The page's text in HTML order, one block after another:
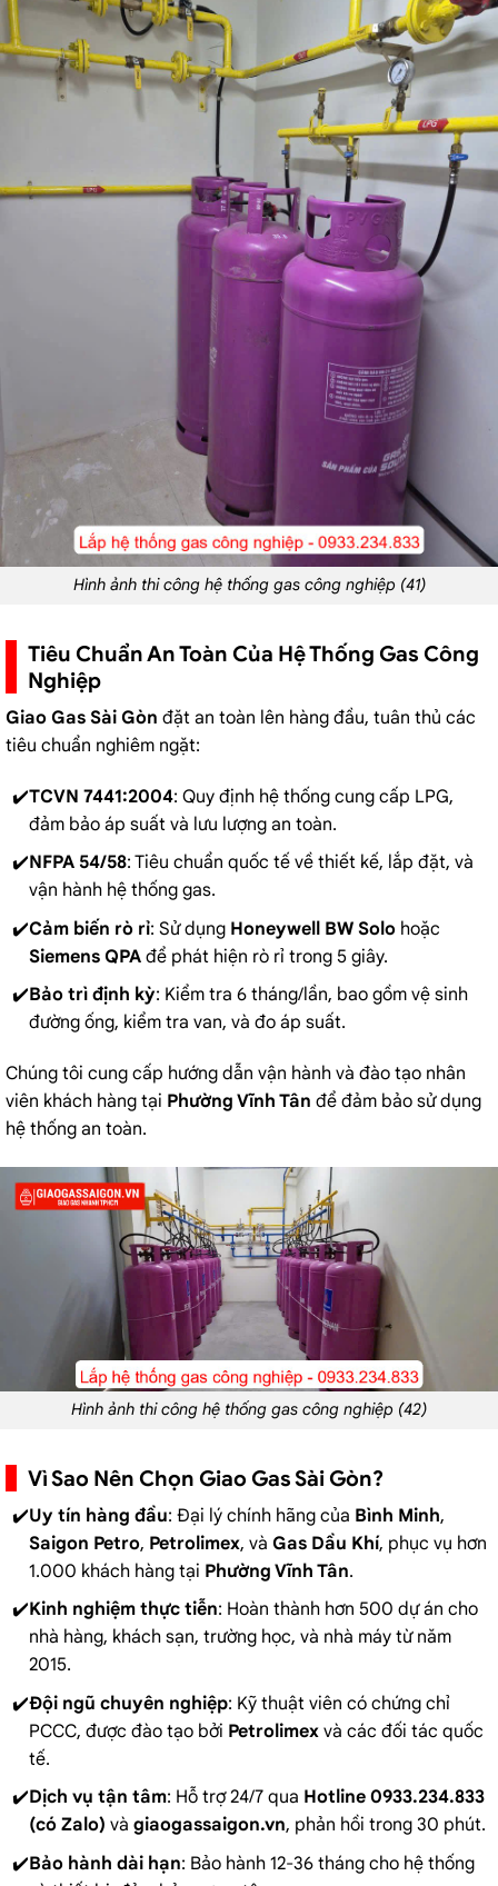
Hình ảnh thi công hệ thống gas công nghiệp (41)
Tiêu Chuẩn An Toàn Của Hệ Thống Gas Công
Nghiệp
Giao Gas Sài Gòn đặt an toàn lên hàng đầu, tuân thủ các
tiêu chuẩn nghiêm ngặt:
TCVN 7441:2004: Quy định hệ thống cung cấp LPG,
đảm bảo áp suất và lưu lượng an toàn.
NFPA 54/58: Tiêu chuẩn quốc tế về thiết kế, lắp đặt, và
vận hành hệ thống gas.
Cảm biến rò rỉ: Sử dụng Honeywell BW Solohoặc
Siemens QPAđể phát hiện rò rỉ trong 5 giây.
Bảo trì định kỳ: Kiểm tra 6 tháng/lần, bao gồm vệ sinh
đường ống, kiểm tra van, và đo áp suất.
Chúng tôi cung cấp hướng dẫn vận hành và đào tạo nhân
viên khách hàng tại Phường Vĩnh Tân để đảm bảo sử dụng
hệ thống an toàn.
Hình ảnh thi công hệ thống gas công nghiệp (42)
Vì Sao Nên Chọn Giao Gas Sài Gòn?
Uy tín hàng đầu: Đại lý chính hãng của Bình Minh,
Saigon Petro, Petrolimex, và Gas Dầu Khí, phục vụ hơn
1.000 khách hàng tại Phường Vĩnh Tân.
Kinh nghiệm thực tiễn: Hoàn thành hơn 500 dự án cho
nhà hàng, khách sạn, trường học, và nhà máy từ năm
2015.
Đội ngũ chuyên nghiệp: Kỹ thuật viên có chứng chỉ
PCCC, được đào tạo bởi Petrolimexvà các đối tác quốc
tế.
Dịch vụ tận tâm: Hỗ trợ 24/7 qua Hotline 0933.234.833
(có Zalo) và giaogassaigon.vn, phản hồi trong 30 phút.
Bảo hành dài hạn: Bảo hành 12-36 tháng cho hệ thống